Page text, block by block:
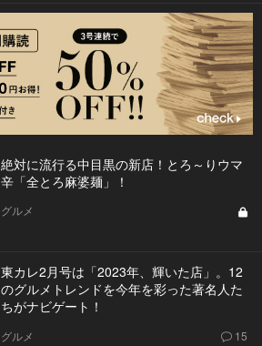
絶対に流行る中目黒の新店！とろ～りウマ
辛「全とろ麻婆麺」！
グルメ
東カレ2月号は「2023年、輝いた店」。12
のグルメトレンドを今年を彩った著名人た
ちがナビゲート！
グルメ 15